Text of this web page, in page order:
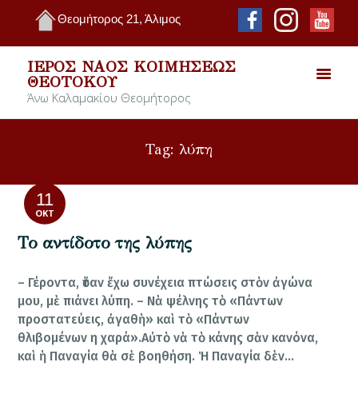
Θεομήτορος 21, Άλιμος
ΙΕΡΌΣ ΝΑΌΣ ΚΟΙΜΉΣΕΩΣ
ΘΕΟΤΌΚΟΥ
Άνω Καλαμακίου Θεομήτορος
Tag: λύπη
11
ΟΚΤ
Το αντίδοτο της λύπης
– Γέροντα, ὅταν ἔχω συνέχεια πτώσεις στὸν ἀγώνα
μου, μὲ πιάνει λύπη. – Νὰ ψέλνης τὸ «Πάντων
προστατεύεις, ἀγαθὴ» καὶ τὸ «Πάντων
θλιβοµένων η χαρά».Αὐτὸ νὰ τὸ κάνης σὰν κανόνα,
καὶ ἡ Παναγία θὰ σὲ βοηθήση. Ἡ Παναγία δὲν…